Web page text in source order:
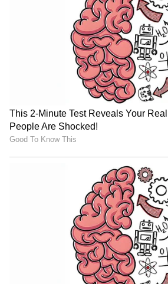
ನಂಬಿಕೆಯಾಗಿದೆ. ಹಾಗೂ, ಪುತ್ರರು
ನೈಸರ್ಗಿಕ ವಾರಸುದಾರರು ಮತ್ತು
ಇಡುವ ವಿಶೇಷ ಹಕ್ಕನ್ನು ಹೊಂದಿದ್ದಾರೆ
ಎಂದೂ ಬಿ. ಎನ್. ಪ್ರಸಾದ್
ಇಬ್ಬರು ಹೆಣ್ಣು ಮಕ್ಕಳನ್ನು ಮಾತ್ರ
2012ರಲ್ಲಿ ಮಗನನ್ನು ಹೊಂದಲು
ಹೋದರು. ಮತ್ತು ಅವರ ಸಲಹೆಯ
ಸಹ, ಆತನ ಜೀವಕ್ಕೆ ಆತಂಕ ಇದೆ. ಈ
ಮಾಡೋದ್ನು ಮುಂದುವರಿಸಬೇಕೆಂದು
ನೀಡಿದ್ದರು ಎಂದು ಪೊಲೀಸರು
ಸಹ ಹುಡುಗಿಯರ ಮೇಲೆ ಅತ್ಯಾಚಾರ
ಪ್ರಾರಂಭಿಸಿದನು.
ಹೆಂಡ್ತಿ ಮೇಲೆ